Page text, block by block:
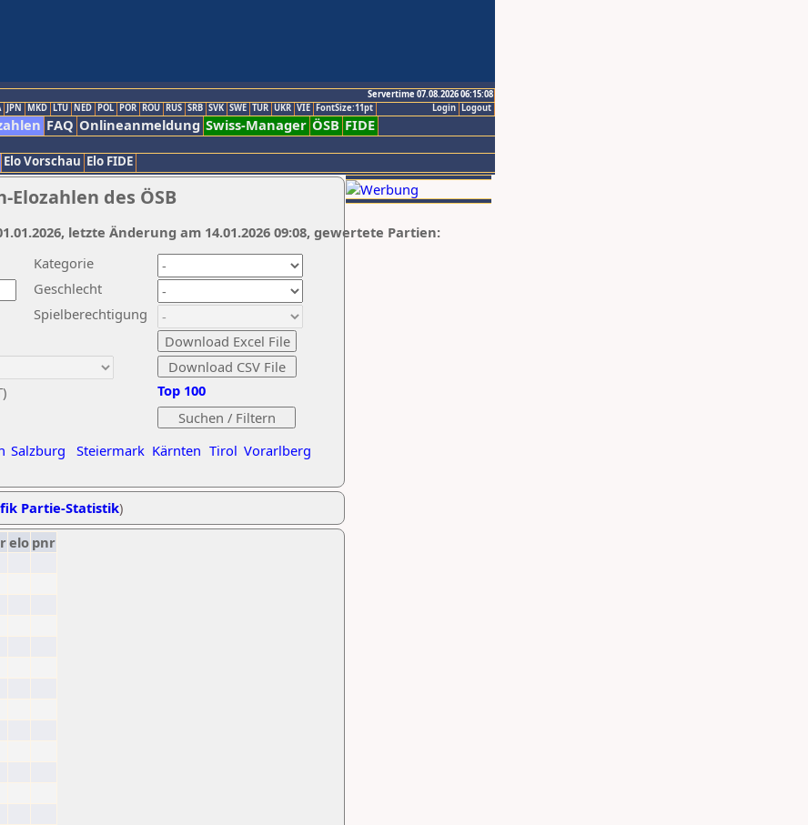
Servertime 07.08.2026 06:15:08
Logout
Login
JPN MKD LTU NED POL POR ROU RUS SRB SVK SWE TUR UKR VIE FontSize:11pt
FAQ Onlineanmeldung Swiss-Manager ÖSB FIDE
Elo Vorschau Elo FIDE
des ÖSB
Kategorie
Geschlecht
Spielberechtigung
Salzburg Steiermark Kärnten Tirol Vorarlberg
Top 100
letzte Änderung am 14.01.2026 09:08, gewertete Partien:
Partie-Statistik)
elo pnr